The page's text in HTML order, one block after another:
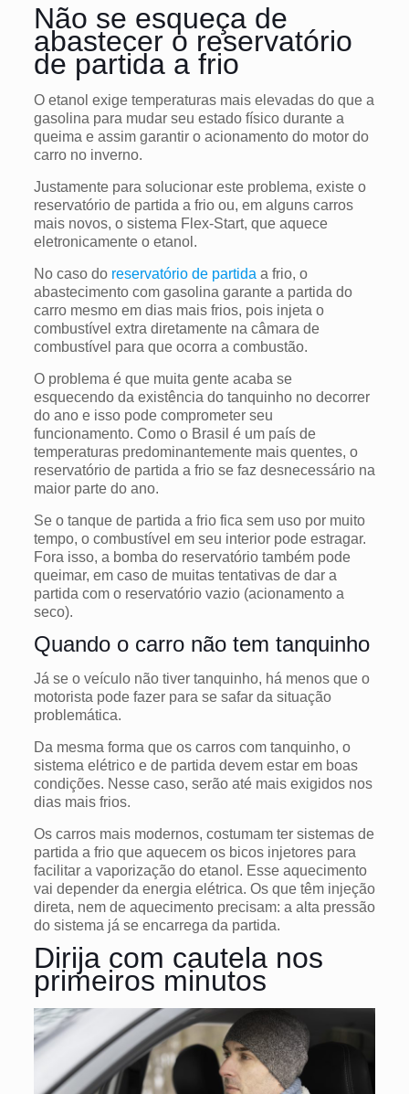
Não se esqueça de
abastecer o reservatório
de partida a frio
O etanol exige temperaturas mais elevadas do que a
gasolina para mudar seu estado físico durante a
queima e assim garantir o acionamento do motor do
carro no inverno.
Justamente para solucionar este problema, existe o
reservatório de partida a frio ou, em alguns carros
mais novos, o sistema Flex-Start, que aquece
eletronicamente o etanol.
No caso do reservatório de partida a frio, o
abastecimento com gasolina garante a partida do
carro mesmo em dias mais frios, pois injeta o
combustível extra diretamente na câmara de
combustível para que ocorra a combustão.
O problema é que muita gente acaba se
esquecendo da existência do tanquinho no decorrer
do ano e isso pode comprometer seu
funcionamento. Como o Brasil é um país de
temperaturas predominantemente mais quentes, o
reservatório de partida a frio se faz desnecessário na
maior parte do ano.
Se o tanque de partida a frio fica sem uso por muito
tempo, o combustível em seu interior pode estragar.
Fora isso, a bomba do reservatório também pode
queimar, em caso de muitas tentativas de dar a
partida com o reservatório vazio (acionamento a
seco).
Quando o carro não tem tanquinho
Já se o veículo não tiver tanquinho, há menos que o
motorista pode fazer para se safar da situação
problemática.
Da mesma forma que os carros com tanquinho, o
sistema elétrico e de partida devem estar em boas
condições. Nesse caso, serão até mais exigidos nos
dias mais frios.
Os carros mais modernos, costumam ter sistemas de
partida a frio que aquecem os bicos injetores para
facilitar a vaporização do etanol. Esse aquecimento
vai depender da energia elétrica. Os que têm injeção
direta, nem de aquecimento precisam: a alta pressão
do sistema já se encarrega da partida.
Dirija com cautela nos
primeiros minutos